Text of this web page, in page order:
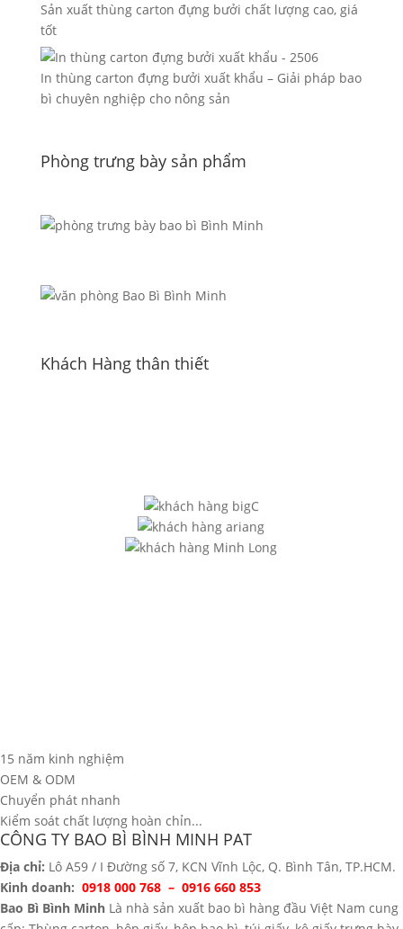
Sản xuất thùng carton đựng bưởi chất lượng cao, giá
tốt
In thùng carton đựng bưởi xuất khẩu – Giải pháp bao
bì chuyên nghiệp cho nông sản
Phòng trưng bày sản phẩm
Khách Hàng thân thiết
15 năm kinh nghiệm
OEM & ODM
Chuyển phát nhanh
Kiểm soát chất lượng hoàn chỉn...
CÔNG TY BAO BÌ BÌNH MINH PAT
Địa chỉ: Lô A59 / I Đường số 7, KCN Vĩnh Lộc, Q. Bình Tân, TP.HCM.
Kinh doanh: 0918 000 768 – 0916 660 853
Bao Bì Bình Minh Là nhà sản xuất bao bì hàng đầu Việt Nam cung